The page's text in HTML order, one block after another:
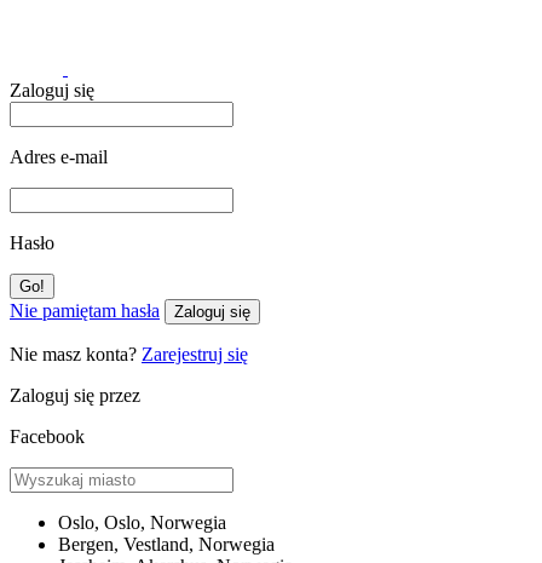
Zaloguj się
Adres e-mail
Hasło
Nie pamiętam hasła Zaloguj się
Nie masz konta? Zarejestruj się
Zaloguj się przez
Facebook
Oslo, Oslo, Norwegia
Bergen, Vestland, Norwegia